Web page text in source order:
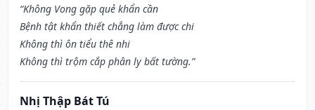
“Không Vong gặp quẻ khẩn cần
Bệnh tật khẩn thiết chẳng làm được chi
Không thì ôn tiểu thê nhi
Không thì trộm cắp phân ly bất tường.”
Nhị Thập Bát Tú